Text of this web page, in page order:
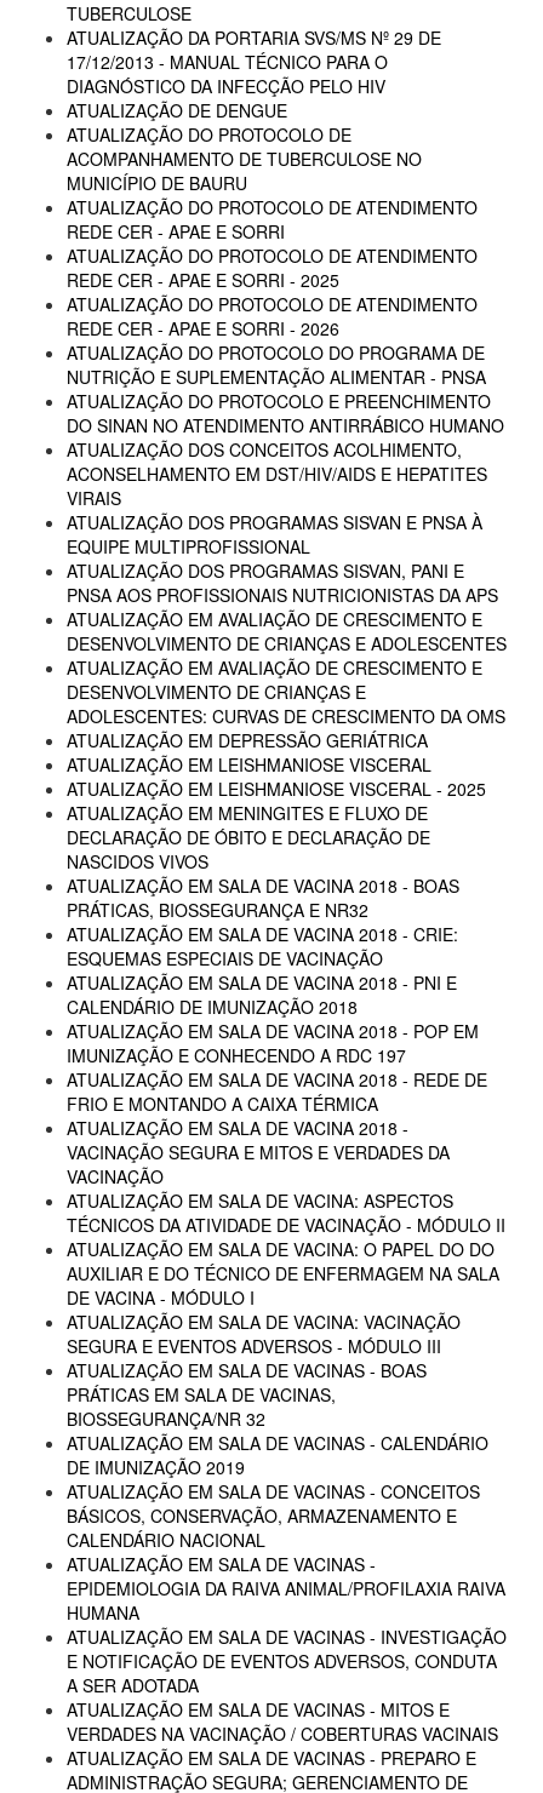
TUBERCULOSE
ATUALIZAÇÃO DA PORTARIA SVS/MS Nº 29 DE
17/12/2013 - MANUAL TÉCNICO PARA O
DIAGNÓSTICO DA INFECÇÃO PELO HIV
ATUALIZAÇÃO DE DENGUE
ATUALIZAÇÃO DO PROTOCOLO DE
ACOMPANHAMENTO DE TUBERCULOSE NO
MUNICÍPIO DE BAURU
ATUALIZAÇÃO DO PROTOCOLO DE ATENDIMENTO
REDE CER - APAE E SORRI
ATUALIZAÇÃO DO PROTOCOLO DE ATENDIMENTO
REDE CER - APAE E SORRI - 2025
ATUALIZAÇÃO DO PROTOCOLO DE ATENDIMENTO
REDE CER - APAE E SORRI - 2026
ATUALIZAÇÃO DO PROTOCOLO DO PROGRAMA DE
NUTRIÇÃO E SUPLEMENTAÇÃO ALIMENTAR - PNSA
ATUALIZAÇÃO DO PROTOCOLO E PREENCHIMENTO
DO SINAN NO ATENDIMENTO ANTIRRÁBICO HUMANO
ATUALIZAÇÃO DOS CONCEITOS ACOLHIMENTO,
ACONSELHAMENTO EM DST/HIV/AIDS E HEPATITES
VIRAIS
ATUALIZAÇÃO DOS PROGRAMAS SISVAN E PNSA À
EQUIPE MULTIPROFISSIONAL
ATUALIZAÇÃO DOS PROGRAMAS SISVAN, PANI E
PNSA AOS PROFISSIONAIS NUTRICIONISTAS DA APS
ATUALIZAÇÃO EM AVALIAÇÃO DE CRESCIMENTO E
DESENVOLVIMENTO DE CRIANÇAS E ADOLESCENTES
ATUALIZAÇÃO EM AVALIAÇÃO DE CRESCIMENTO E
DESENVOLVIMENTO DE CRIANÇAS E
ADOLESCENTES: CURVAS DE CRESCIMENTO DA OMS
ATUALIZAÇÃO EM DEPRESSÃO GERIÁTRICA
ATUALIZAÇÃO EM LEISHMANIOSE VISCERAL
ATUALIZAÇÃO EM LEISHMANIOSE VISCERAL - 2025
ATUALIZAÇÃO EM MENINGITES E FLUXO DE
DECLARAÇÃO DE ÓBITO E DECLARAÇÃO DE
NASCIDOS VIVOS
ATUALIZAÇÃO EM SALA DE VACINA 2018 - BOAS
PRÁTICAS, BIOSSEGURANÇA E NR32
ATUALIZAÇÃO EM SALA DE VACINA 2018 - CRIE:
ESQUEMAS ESPECIAIS DE VACINAÇÃO
ATUALIZAÇÃO EM SALA DE VACINA 2018 - PNI E
CALENDÁRIO DE IMUNIZAÇÃO 2018
ATUALIZAÇÃO EM SALA DE VACINA 2018 - POP EM
IMUNIZAÇÃO E CONHECENDO A RDC 197
ATUALIZAÇÃO EM SALA DE VACINA 2018 - REDE DE
FRIO E MONTANDO A CAIXA TÉRMICA
ATUALIZAÇÃO EM SALA DE VACINA 2018 -
VACINAÇÃO SEGURA E MITOS E VERDADES DA
VACINAÇÃO
ATUALIZAÇÃO EM SALA DE VACINA: ASPECTOS
TÉCNICOS DA ATIVIDADE DE VACINAÇÃO - MÓDULO II
ATUALIZAÇÃO EM SALA DE VACINA: O PAPEL DO DO
AUXILIAR E DO TÉCNICO DE ENFERMAGEM NA SALA
DE VACINA - MÓDULO I
ATUALIZAÇÃO EM SALA DE VACINA: VACINAÇÃO
SEGURA E EVENTOS ADVERSOS - MÓDULO III
ATUALIZAÇÃO EM SALA DE VACINAS - BOAS
PRÁTICAS EM SALA DE VACINAS,
BIOSSEGURANÇA/NR 32
ATUALIZAÇÃO EM SALA DE VACINAS - CALENDÁRIO
DE IMUNIZAÇÃO 2019
ATUALIZAÇÃO EM SALA DE VACINAS - CONCEITOS
BÁSICOS, CONSERVAÇÃO, ARMAZENAMENTO E
CALENDÁRIO NACIONAL
ATUALIZAÇÃO EM SALA DE VACINAS -
EPIDEMIOLOGIA DA RAIVA ANIMAL/PROFILAXIA RAIVA
HUMANA
ATUALIZAÇÃO EM SALA DE VACINAS - INVESTIGAÇÃO
E NOTIFICAÇÃO DE EVENTOS ADVERSOS, CONDUTA
A SER ADOTADA
ATUALIZAÇÃO EM SALA DE VACINAS - MITOS E
VERDADES NA VACINAÇÃO / COBERTURAS VACINAIS
ATUALIZAÇÃO EM SALA DE VACINAS - PREPARO E
ADMINISTRAÇÃO SEGURA; GERENCIAMENTO DE